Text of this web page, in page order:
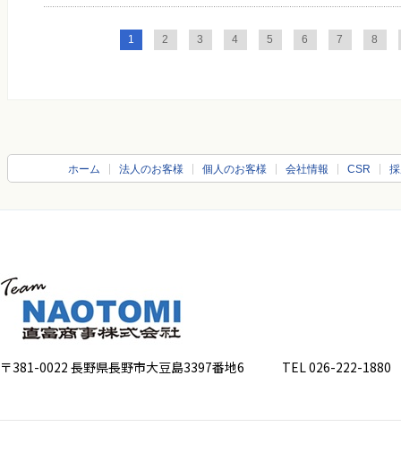
1 2 3 4 5 6 7 8
ホーム 法人のお客様 個人のお客様 会社情報 CSR
〒381-0022 長野県長野市大豆島3397番地6 TEL 026-222-1880